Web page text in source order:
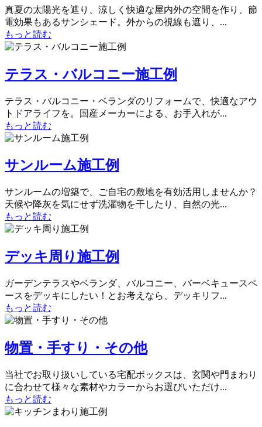
真夏の太陽光を遮り、涼しく快適な屋内外の空間を作り、節
電効果もあるサンシェード。外からの視線も遮り、...
もっと読む
テラス・バルコニー施工例
テラス・バルコニー・ベランダのリフォームで、快適なアウ
トドアライフを。国産メーカーによる、お手入れが...
もっと読む
サンルーム施工例
サンルームの増築で、ご自宅の敷地を有効活用しませんか？
天候や降灰を気にせず洗濯物を干したり、自然の光...
もっと読む
デッキ周り施工例
ガーデンテラスやベランダ、バルコニー、バーベキュースペ
ースをデッキにしたい！とお考えなら、デッキリフ...
もっと読む
物置・手すり・その他
当社でお取り扱いしている宅配ボックスは、玄関や門まわり
に合わせて様々な素材やカラーからお選びいただけ...
もっと読む